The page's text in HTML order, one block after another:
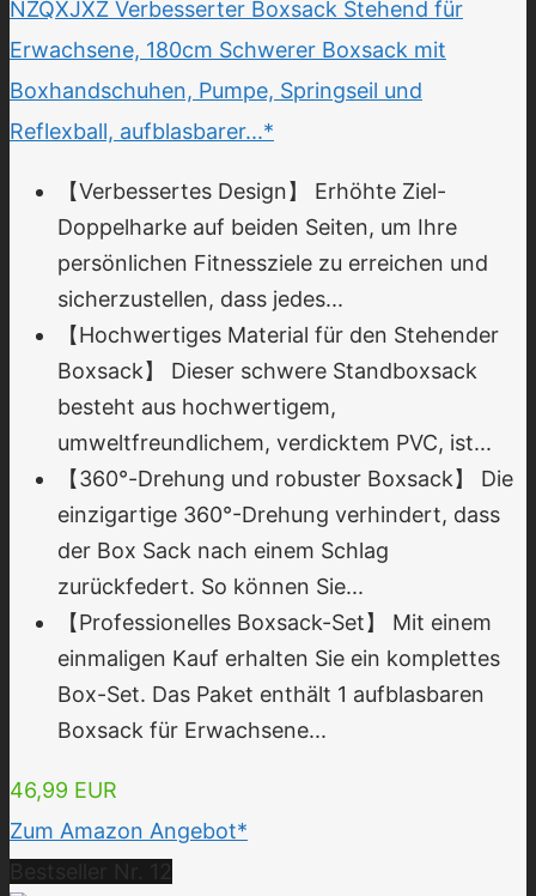
NZQXJXZ Verbesserter Boxsack Stehend für
Erwachsene, 180cm Schwerer Boxsack mit
Boxhandschuhen, Pumpe, Springseil und
Reflexball, aufblasbarer...*
【Verbessertes Design】 Erhöhte Ziel-
Doppelharke auf beiden Seiten, um Ihre
persönlichen Fitnessziele zu erreichen und
sicherzustellen, dass jedes...
【Hochwertiges Material für den Stehender
Boxsack】 Dieser schwere Standboxsack
besteht aus hochwertigem,
umweltfreundlichem, verdicktem PVC, ist...
【360°-Drehung und robuster Boxsack】 Die
einzigartige 360°-Drehung verhindert, dass
der Box Sack nach einem Schlag
zurückfedert. So können Sie...
【Professionelles Boxsack-Set】 Mit einem
einmaligen Kauf erhalten Sie ein komplettes
Box-Set. Das Paket enthält 1 aufblasbaren
Boxsack für Erwachsene...
46,99 EUR
Zum Amazon Angebot*